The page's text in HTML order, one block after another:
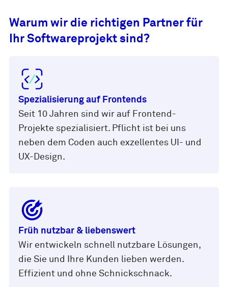
Warum wir die richtigen Partner für
Ihr Softwareprojekt sind?
Spezialisierung auf Frontends
Seit 10 Jahren sind wir auf Frontend-
Projekte spezialisiert. Pflicht ist bei uns
neben dem Coden auch exzellentes UI- und
UX-Design.
Früh nutzbar & liebenswert
Wir entwickeln schnell nutzbare Lösungen,
die Sie und Ihre Kunden lieben werden.
Effizient und ohne Schnickschnack.